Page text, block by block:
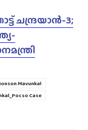
ചന്ദ്രയാൻ-3;
Mavunkal
Case